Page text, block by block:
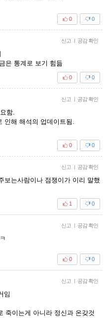
0
0
신고 | 공감 확인
은 통계로 보기 힘듦
0
0
신고 | 공감 확인
함.
인해 해석의 업데이트됨.
0
0
신고 | 공감 확인
보는사람이나 점쟁이가 이리 말했
0
1
신고 | 공감 확인
0
0
신고 | 공감 확인
임
죽이는게 아니라 정신과 온갖것